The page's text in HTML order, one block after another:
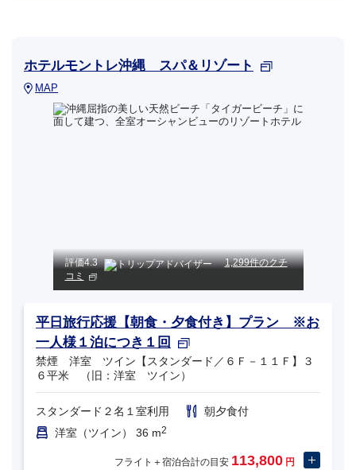
ホテルモントレ沖縄 スパ＆リゾート
MAP
評価4.3
1,299件のクチ
コミ
平日旅行応援【朝食・夕食付き】プラン ※お
一人様１泊につき１回
禁煙 洋室 ツイン【スタンダード／６Ｆ－１１Ｆ】３
６平米 （旧：洋室 ツイン）
スタンダード２名１室利用
朝夕食付
洋室（ツイン） 36 m2
フライト＋宿泊合計の目安 113,800 円